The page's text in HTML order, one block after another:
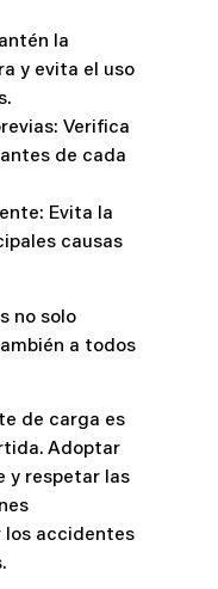
la
y evita el uso
Verifica
de cada
Evita la
causas
no solo
a todos
de carga es
Adoptar
y respetar las
los accidentes